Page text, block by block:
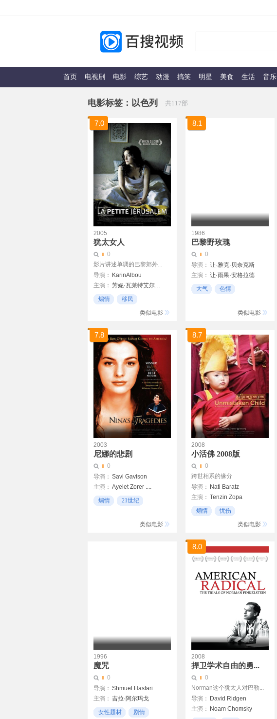
首页 电视剧 电影 综艺 动漫 搞笑 明星 美食 生活 音乐
电影标签： 以色列 共117部
7.0
2005
犹太女人
0
影片讲述单调的巴黎郊外...
导演：
KarinAlbou
主演：
芳妮·瓦莱特艾尔莎·泽贝斯坦米切尔·科恩
煽情
移民
类似电影
8.1
1986
巴黎野玫瑰
0
导演： 让-雅克·贝奈克斯
主演： 让·雨果·安格拉德
碧翠斯·黛尔
大气
色情
类似电影
7.8
2003
尼娜的悲剧
0
导演： Savi Gavison
主演： Ayelet Zorer ....
Nina
Yoram Hattab ....
煽情
21世纪
类似电影
8.7
2008
小活佛 2008版
0
跨世相系的缘分
导演：
Nati Baratz
主演： Tenzin Zopa
煽情
忧伤
类似电影
1996
魔咒
0
导演： Shmuel Hasfari
主演： 吉拉·阿尔玛戈
罗内特·艾尔卡贝兹
女性题材
剧情
8.0
2008
捍卫学术自由的勇...
0
Norman这个犹太人对巴勒...
导演：
David Ridgen
Nicholas Rossier
主演：
Noam Chomsky